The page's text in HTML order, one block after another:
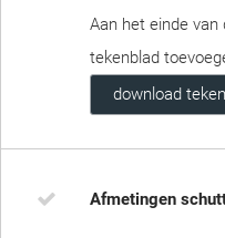
Aan het einde
tekenblad
download
Afmetingen